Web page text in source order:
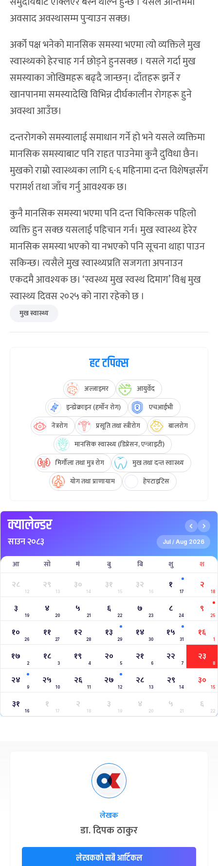
अवसाद अवस्थासम्म पुर्‍याउन सक्छ।
अर्को पक्ष भनेको मानसिक समस्या भएमा त्यो व्यक्तिले मुख
स्वास्थ्यको हेरचाह गर्न छोड्ने हुनसक्छ । यसले गर्दा मुख
समस्याका जोखिमहरू बढ्दै जान्छन्। दाँतहरू झर्ने र
खानपानमा समस्यादेखि विभिन्न दीर्घकालीन रोगहरू हुने
अवस्था आउँछ।
दन्तरोगको समस्यालाई समाधान गर्ने हो भने यसले व्यक्तिमा
मानसिक समस्याबाट पनि राहत पाउनेमा कुनै दुविधा छैन।
मुखको राम्रो स्वास्थ्यका लागि ६-६ महिनामा दन्त विशेषज्ञसँग
परामर्श तथा जाँच गर्नु आवश्यक छ।
कुनै मानसिक समस्या भएमा पनि दन्त चिकित्सक पहिलो
व्यक्ति हुन सक्छ यसलाई पहिचान गर्न। मुख स्वास्थ्य हेरेर
मानसिक समस्या भएको या नभएको पनि सूचना थाहा पाउन
सकिन्छ। त्यसैले मुख स्वास्थ्यप्रति सजगता अपनाउन
एकदमै आवश्यक छ। ‘स्वस्थ्य मुख स्वस्थ दिमाग’ विश्व मुख
स्वास्थ्य दिवस २०२५ को नारा रहेको छ ।
मुख स्वास्थ्य
हट टपिक्स
अल्जाइमर
आयुर्वेद
इन्डोक्राइन (हर्मोन रोग)
एचआईभी
नेत्ररोग
प्रसूति तथा स्त्रीरोग
बालरोग
मानसिक स्वास्थ्य (डिप्रेसन, एन्जाइटी)
मिर्गौला तथा मुत्र रोग
मुख तथा दन्त स्वास्थ्य
योग तथा प्राणायाम
हेपटाइटिस
क्यालेन्डर
साउन २०८३ Jul / Aug 2026
आ सो मं बु बि शु श
२८
12
२९
13
३०
14
३१
15
३२
16
१
17
२
18
३
19
४
20
५
21
६
22
७
23
८
24
९
25
१०
26
११
27
१२
28
१३
29
१४
30
१५
31
१६
1
१७
2
१८
3
१९
4
२०
5
२१
6
२२
7
२३
8
२४
9
२५
10
२६
11
२७
12
२८
13
२९
14
३०
15
३१
16
१
17
२
18
३
19
४
20
५
21
६
22
लेखक
डा. दिपक ठाकुर
लेखकको सबै आर्टिकल